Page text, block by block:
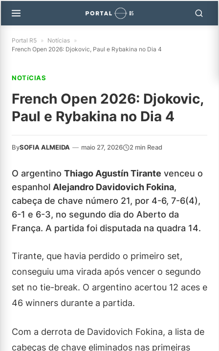
Portal R5 » Notícias »
French Open 2026: Djokovic, Paul e Rybakina no Dia 4
NOTíCIAS
French Open 2026: Djokovic,
Paul e Rybakina no Dia 4
BySOFIA ALMEIDA — maio 27, 2026 2 min Read
O argentino Thiago Agustín Tirante venceu o
espanhol Alejandro Davidovich Fokina,
cabeça de chave número 21, por 4-6, 7-6(4),
6-1 e 6-3, no segundo dia do Aberto da
França. A partida foi disputada na quadra 14.
Tirante, que havia perdido o primeiro set,
conseguiu uma virada após vencer o segundo
set no tie-break. O argentino acertou 12 aces e
46 winners durante a partida.
Com a derrota de Davidovich Fokina, a lista de
cabeças de chave eliminados nas primeiras